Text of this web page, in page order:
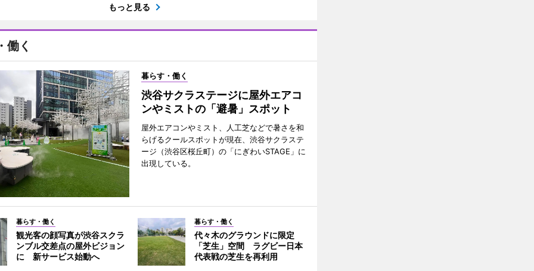
もっと見る
働く
暮らす・働く
渋谷サクラステージに屋外エアコ
ンやミストの「避暑」スポット
屋外エアコンやミスト、人工芝などで暑さを和
らげるクールスポットが現在、渋谷サクラステ
ージ（渋谷区桜丘町）の「にぎわいSTAGE」に
出現している。
暮らす・働く
観光客の顔写真が渋谷スクラ
ンブル交差点の屋外ビジョン
に 新サービス始動へ
暮らす・働く
代々木のグラウンドに限定
「芝生」空間 ラグビー日本
代表戦の芝生を再利用